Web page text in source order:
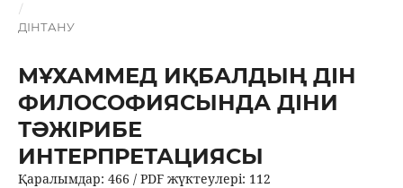
/
ДІНТАНУ
МҰХАММЕД ИҚБАЛДЫҢ ДІН
ФИЛОСОФИЯСЫНДА ДІНИ
ТӘЖІРИБЕ
ИНТЕРПРЕТАЦИЯСЫ
Қаралымдар: 466 / PDF жүктеулері: 112